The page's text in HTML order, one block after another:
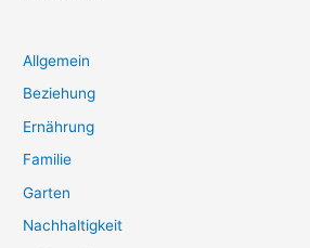
Allgemein
Beziehung
Ernährung
Familie
Garten
Nachhaltigkeit